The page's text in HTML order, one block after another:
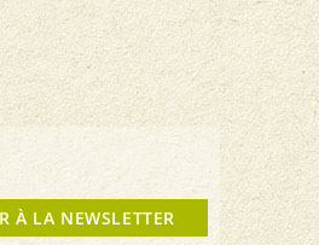
À LA NEWSLETTER